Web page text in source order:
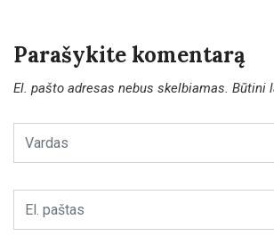
Parašykite komentarą
El. pašto adresas nebus skelbiamas. Būtini